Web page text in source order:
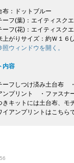
布：ドットブルー
ーフ(葉)：エイティスク
ーフ(花)：エイティスク
上がりサイズ：約Ｗ１６
照ウィンドウを開く。
内容
ーフしつけ済み土台布
ンプリント ・ファス
きキットには土台布、
イアンプリントはこちら